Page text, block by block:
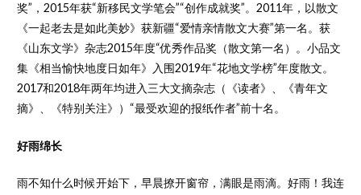
奖”，2015年获“新移民文学笔会”“创作成就奖”。2011年，以散文
《一起老去是如此美妙》获新疆“爱情亲情散文大赛”第一名。获
《山东文学》杂志2015年度“优秀作品奖（散文第一名）。小品文
集《相当愉快地度日如年》入围2019年“花地文学榜”年度散文。
2017和2018年两年均进入三大文摘杂志（《读者》、《青年文
摘》、《特别关注》）“最受欢迎的报纸作者”前十名。
好雨绵长
雨不知什么时候开始下，早晨撩开窗帘，满眼是雨滴。好雨！我连